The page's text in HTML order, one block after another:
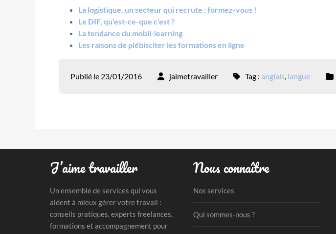
La logistique, un secteur qui recrute : formez-vous !
Le DIF, qu’est-ce-que c’est ?
La tendance du mobil-learning
Les raisons de plébisciter les formations en ligne
Publié le 23/01/2016 jaimetravailler Tag : anglais, langue
J’aime travailler
Un ensemble de services qui vous
aident à mieux gérer votre travail :
conseils pratiques, experts freelances,
formations et accompagnement pour
Nous connaître
Nos services
Qui sommes-nous ?